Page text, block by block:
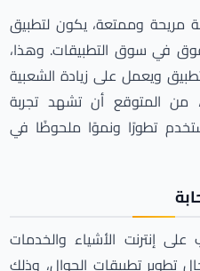
مريحة وممتعة، يكون لتطبيق
في سوق التطبيقات. وهذا،
ويعمل على زيادة الشعبية
من المتوقع أن تشهد تجربة
تطورًا ونموًا ملحوظًا في
إنترنت الأشياء والخدمات
تطوير تطبيقات الجوال، وذلك